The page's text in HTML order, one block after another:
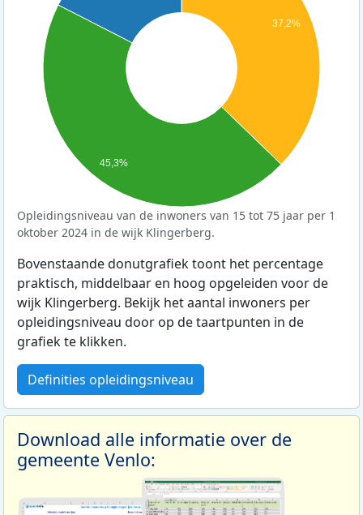
37,2%
45,3%
Opleidingsniveau van de inwoners van 15 tot 75 jaar per 1
oktober 2024 in de wijk Klingerberg.
Bovenstaande donutgrafiek toont het percentage
praktisch, middelbaar en hoog opgeleiden voor de
wijk Klingerberg. Bekijk het aantal inwoners per
opleidingsniveau door op de taartpunten in de
grafiek te klikken.
Definities opleidingsniveau
Download alle informatie over de
gemeente Venlo: